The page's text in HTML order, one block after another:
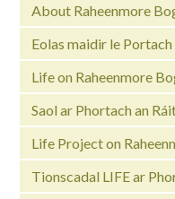
About Raheenmore
Eolas maidir le
Life on Raheenmore
Saol ar Phortach an
Life Project on
Tionscadal LIFE ar